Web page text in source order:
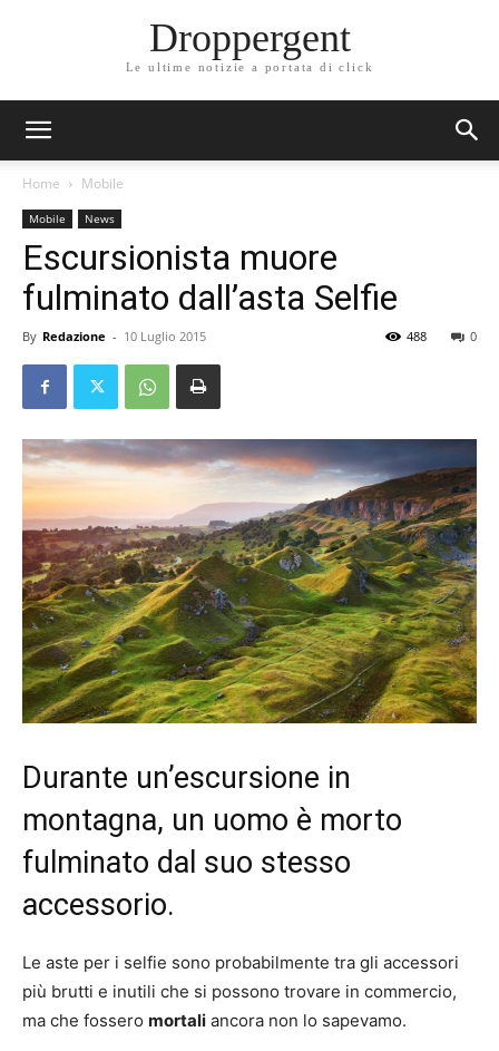
Droppergent
Le ultime notizie a portata di click
Home Mobile
Mobile News
Escursionista muore
fulminato dall’asta Selfie
By Redazione - 10 Luglio 2015 0
488
Durante un’escursione in
montagna, un uomo è morto
fulminato dal suo stesso
accessorio.
Le aste per i selfie sono probabilmente tra gli accessori
più brutti e inutili che si possono trovare in commercio,
ma che fossero mortali ancora non lo sapevamo.